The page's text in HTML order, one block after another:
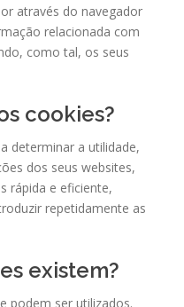
através do navegador
relacionada com
como tal, os seus
cookies?
determinar a utilidade,
dos seus websites,
rápida e eficiente,
repetidamente as
existem?
podem ser utilizados.